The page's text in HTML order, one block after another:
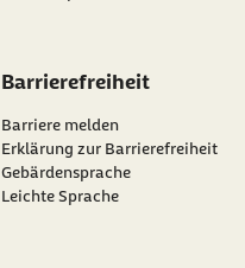
Barrierefreiheit
Barriere melden
Erklärung zur Barrierefreiheit
Gebärdensprache
Leichte Sprache